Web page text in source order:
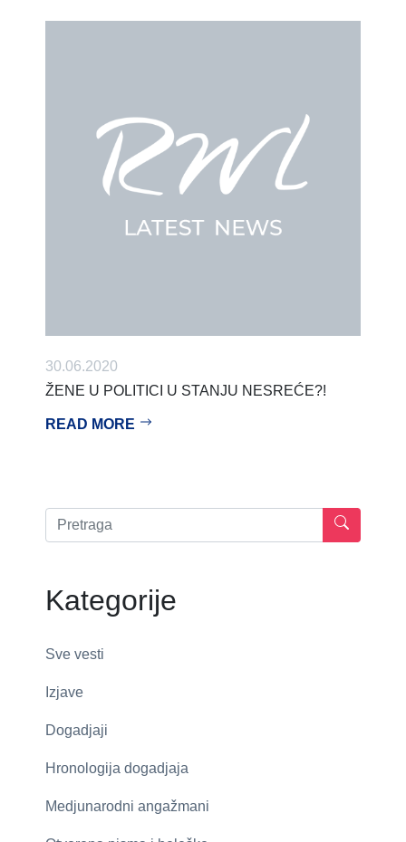
30.06.2020
ŽENE U POLITICI U STANJU NESREĆE?!
READ MORE
Kategorije
Sve vesti
Izjave
Dogadjaji
Hronologija dogadjaja
Medjunarodni angažmani